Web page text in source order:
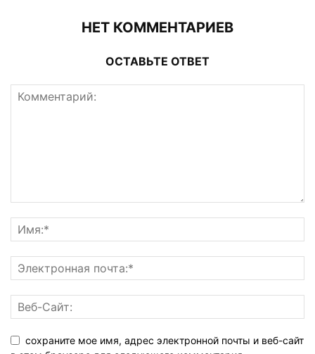
НЕТ КОММЕНТАРИЕВ
ОСТАВЬТЕ ОТВЕТ
сохраните мое имя, адрес электронной почты и веб-сайт